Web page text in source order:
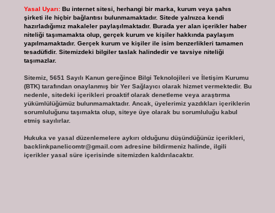
Yasal Uyarı: Bu internet sitesi, herhangi bir marka, kurum veya şahıs
şirketi ile hiçbir bağlantısı bulunmamaktadır. Sitede yalnızca kendi
hazırladığımız makaleler paylaşılmaktadır. Burada yer alan içerikler haber
niteliği taşımamakta olup, gerçek kurum ve kişiler hakkında paylaşım
yapılmamaktadır. Gerçek kurum ve kişiler ile isim benzerlikleri tamamen
tesadüfidir. Sitemizdeki bilgiler taslak halindedir ve tavsiye niteliği
taşımazlar.
Sitemiz, 5651 Sayılı Kanun gereğince Bilgi Teknolojileri ve İletişim Kurumu
(BTK) tarafından onaylanmış bir Yer Sağlayıcı olarak hizmet vermektedir. Bu
nedenle, sitedeki içerikleri proaktif olarak denetleme veya araştırma
yükümlülüğümüz bulunmamaktadır. Ancak, üyelerimiz yazdıkları içeriklerin
sorumluluğunu taşımakta olup, siteye üye olarak bu sorumluluğu kabul
etmiş sayılırlar.
Hukuka ve yasal düzenlemelere aykırı olduğunu düşündüğünüz içerikleri,
backlinkpanelicomtr@gmail.comadresine bildirmeniz halinde, ilgili
içerikler yasal süre içerisinde sitemizden kaldırılacaktır.